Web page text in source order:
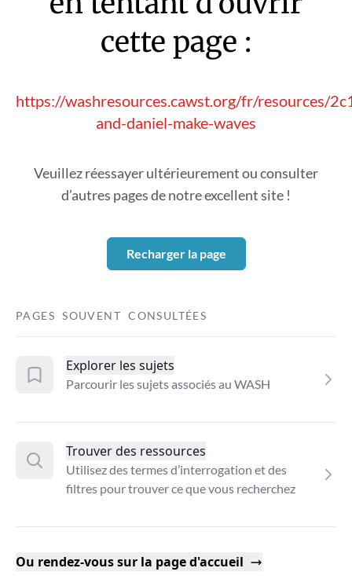
cette page :
https://washresources.cawst.org/fr/resources/
and-daniel-make-waves
Veuillez réessayer ultérieurement ou consulter
d’autres pages de notre excellent site !
Recharger la page
PAGES SOUVENT CONSULTÉES
Explorer les sujets
Parcourir les sujets associés au WASH
Trouver des ressources
Utilisez des termes d’interrogation et des
filtres pour trouver ce que vous recherchez
Ou rendez-vous sur la page d'accueil